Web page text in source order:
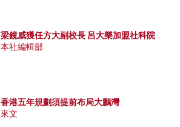
梁鏡威獲任方大副校長 呂大樂加盟社科院
本社編輯部
香港五年規劃須提前布局大鵬灣
來文